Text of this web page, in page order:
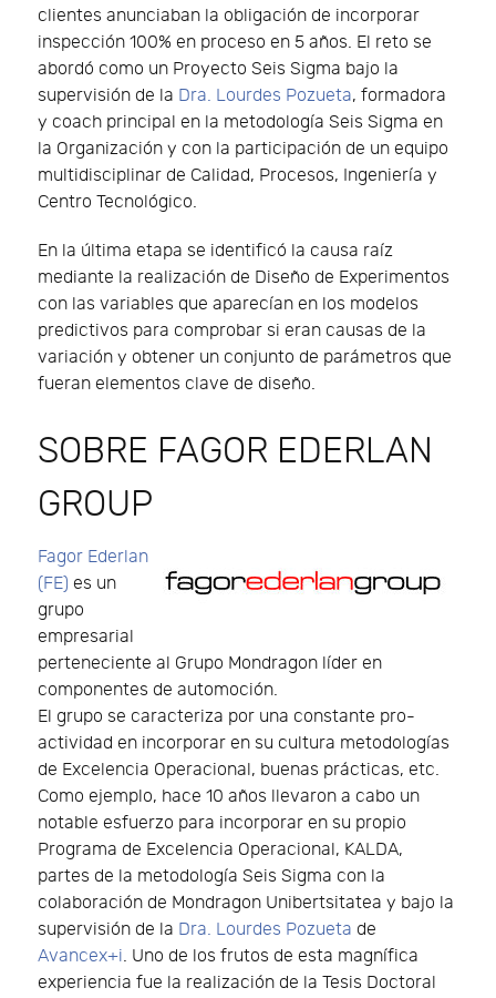
clientes anunciaban la obligación de incorporar
inspección 100% en proceso en 5 años. El reto se
abordó como un Proyecto Seis Sigma bajo la
supervisión de la Dra. Lourdes Pozueta, formadora
y coach principal en la metodología Seis Sigma en
la Organización y con la participación de un equipo
multidisciplinar de Calidad, Procesos, Ingeniería y
Centro Tecnológico.
En la última etapa se identificó la causa raíz
mediante la realización de Diseño de Experimentos
con las variables que aparecían en los modelos
predictivos para comprobar si eran causas de la
variación y obtener un conjunto de parámetros que
fueran elementos clave de diseño.
SOBRE FAGOR EDERLAN
GROUP
Fagor Ederlan
(FE) es un
grupo
empresarial
perteneciente al Grupo Mondragon líder en
componentes de automoción.
El grupo se caracteriza por una constante pro-
actividad en incorporar en su cultura metodologías
de Excelencia Operacional, buenas prácticas, etc.
Como ejemplo, hace 10 años llevaron a cabo un
notable esfuerzo para incorporar en su propio
Programa de Excelencia Operacional, KALDA,
partes de la metodología Seis Sigma con la
colaboración de Mondragon Unibertsitatea y bajo la
supervisión de la Dra. Lourdes Pozueta de
Avancex+i. Uno de los frutos de esta magnífica
experiencia fue la realización de la Tesis Doctoral